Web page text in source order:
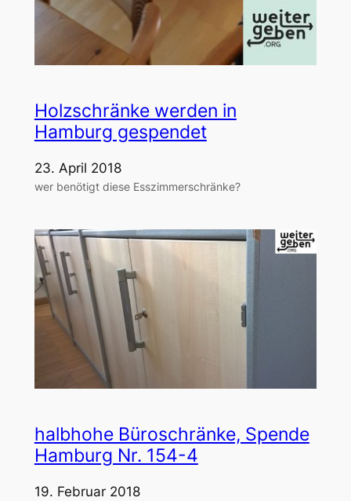
Holzschränke werden in
Hamburg gespendet
23. April 2018
wer benötigt diese Esszimmerschränke?
halbhohe Büroschränke, Spende
Hamburg Nr. 154-4
19. Februar 2018